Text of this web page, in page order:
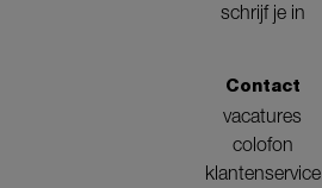
schrijf je in
Contact
vacatures
colofon
klantenservice